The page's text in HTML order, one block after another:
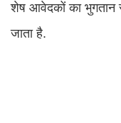
शेष आवेदकों का भुगतान
जाता है.